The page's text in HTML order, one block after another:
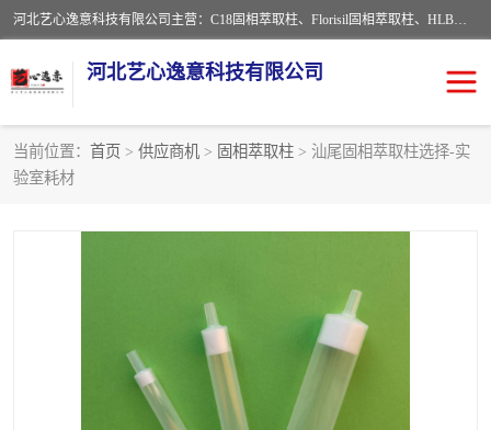
河北艺心逸意科技有限公司主营：C18固相萃取柱、Florisil固相萃取柱、HLB固相萃取柱、MCX固相萃取柱、QuEChERS、固相萃取空柱、针式过滤器 、固相萃取柱、黄曲霉毒素亲和柱。全国咨询热线：18630105913。河北艺心逸意科技有限公司接受来样定做，我们秉承着“顾客至上，锐意进取”的经营理念，坚持客户至上的原则为广大客户提供优质的服务，欢迎广大客户惠顾！免费咨询！
河北艺心逸意科技有限公司
当前位置： 首页 > 供应商机 > 固相萃取柱 > 汕尾固相萃取柱选择-实
验室耗材
固相萃取柱
ELISA试剂盒 过滤器/滤膜
SPE配件